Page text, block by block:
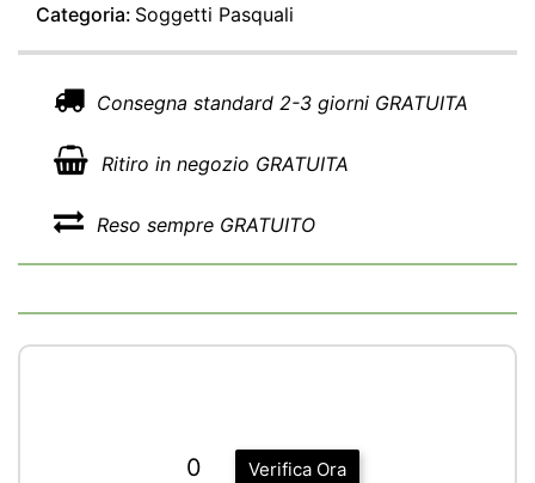
Categoria: Soggetti Pasquali
Consegna standard 2-3 giorni GRATUITA
Ritiro in negozio GRATUITA
Reso sempre GRATUITO
Verifica Ora
0